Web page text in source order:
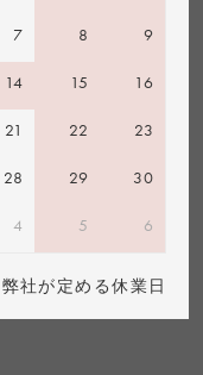
7 8 9
14 15 16
21 22 23
28 29 30
4 5 6
社が定める休業日